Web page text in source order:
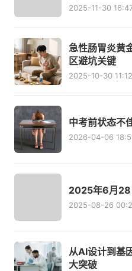
2025-11-30
急性肠胃炎黄
区避坑关键
2025-10-30
中考前状态不
2026-04-06
2025年6月28
2025-08-26
从AI设计到基
大突破